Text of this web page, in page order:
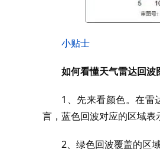
小贴士
如何看懂天气雷达回波
1、先来看颜色。在雷
言，蓝色回波对应的区域表
2、绿色回波覆盖的区